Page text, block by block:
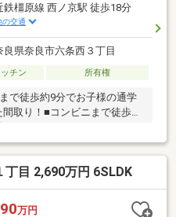
鉄橿原線 西ノ京駅 徒歩18分
の交通
良県奈良市六条西３丁目
チン 所有権
で徒歩約9分でお子様の通学
取り！■コンビニまで徒歩約
目 2,690万円 6SLDK
万円